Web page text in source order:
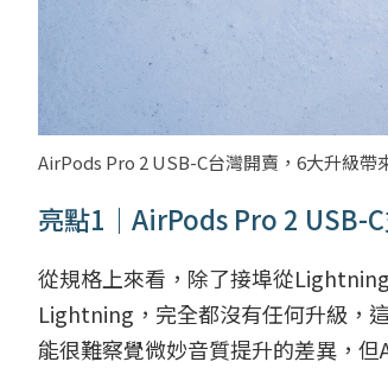
AirPods Pro 2 USB-C台灣開賣，6大升級
亮點1｜AirPods Pro 2 USB-
從規格上來看，除了接埠從
Lightning，完全都沒有任何升級，
能很難察覺微妙音質提升的差異，